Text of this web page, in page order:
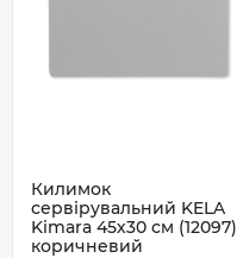
Килимок
сервірувальний KELA
Kimara 45х30 см (12097)
коричневий